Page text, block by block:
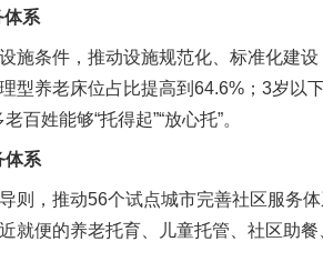
体系
条件，推动设施规范化、标准化建设
型养老床位占比提高到64.6%；3岁以
姓能够“托得起”“放心托”。
体系
，推动56个试点城市完善社区服务体
就便的养老托育、儿童托管、社区助餐